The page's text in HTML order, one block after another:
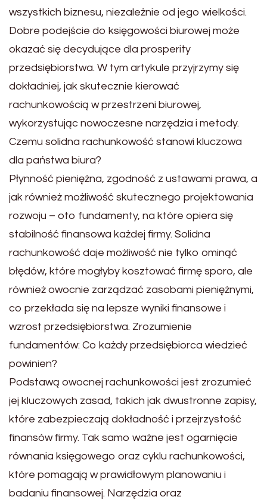
wszystkich biznesu, niezależnie od jego wielkości.
Dobre podejście do księgowości biurowej może
okazać się decydujące dla prosperity
przedsiębiorstwa. W tym artykule przyjrzymy się
dokładniej, jak skutecznie kierować
rachunkowością w przestrzeni biurowej,
wykorzystując nowoczesne narzędzia i metody.
Czemu solidna rachunkowość stanowi kluczowa
dla państwa biura?
Płynność pieniężna, zgodność z ustawami prawa, a
jak również możliwość skutecznego projektowania
rozwoju – oto fundamenty, na które opiera się
stabilność finansowa każdej firmy. Solidna
rachunkowość daje możliwość nie tylko ominąć
błędów, które mogłyby kosztować firmę sporo, ale
również owocnie zarządzać zasobami pieniężnymi,
co przekłada się na lepsze wyniki finansowe i
wzrost przedsiębiorstwa. Zrozumienie
fundamentów: Co każdy przedsiębiorca wiedzieć
powinien?
Podstawą owocnej rachunkowości jest zrozumieć
jej kluczowych zasad, takich jak dwustronne zapisy,
które zabezpieczają dokładność i przejrzystość
finansów firmy. Tak samo ważne jest ogarnięcie
równania księgowego oraz cyklu rachunkowości,
które pomagają w prawidłowym planowaniu i
badaniu finansowej. Narzędzia oraz